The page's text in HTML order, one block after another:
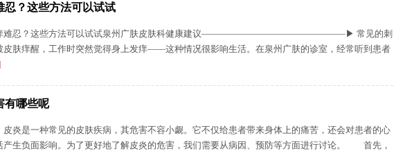
忍？这些方法可以试试
难忍？这些方法可以试试泉州广肤皮肤科健康建议————————————————▶ 常见的刺
皮肤痒醒，工作时突然觉得身上发痒——这种情况很影响生活。在泉州广肤的诊室，经常听到患者
有哪些呢
种常见的皮肤疾病，其危害不容小觑。它不仅给患者带来身体上的痛苦，还会对患者的心
产生负面影响。为了更好地了解皮炎的危害，我们需要从病因、预防等方面进行讨论。 首先，